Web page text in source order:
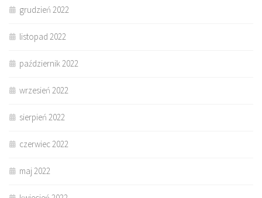
grudzień 2022
listopad 2022
październik 2022
wrzesień 2022
sierpień 2022
czerwiec 2022
maj 2022